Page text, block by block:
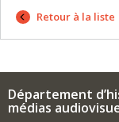
Retour à la liste
Département
médias